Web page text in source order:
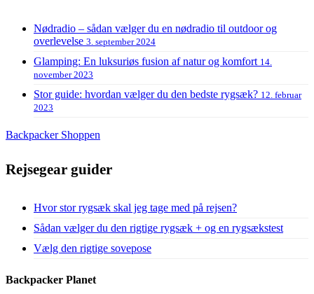
Nødradio – sådan vælger du en nødradio til outdoor og
overlevelse 3. september 2024
Glamping: En luksuriøs fusion af natur og komfort 14.
november 2023
Stor guide: hvordan vælger du den bedste rygsæk? 12. februar
2023
Backpacker Shoppen
Rejsegear guider
Hvor stor rygsæk skal jeg tage med på rejsen?
Sådan vælger du den rigtige rygsæk + og en rygsækstest
Vælg den rigtige sovepose
Backpacker Planet